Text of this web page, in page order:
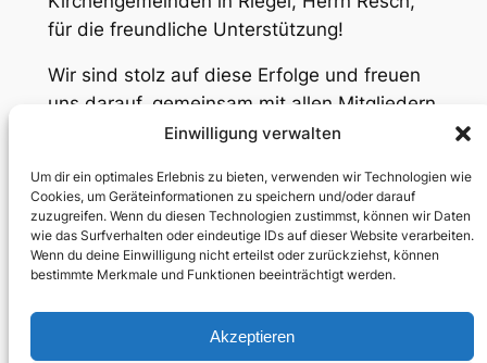
Einwilligung verwalten
Um dir ein optimales Erlebnis zu bieten, verwenden wir Technologien wie
Cookies, um Geräteinformationen zu speichern und/oder darauf
zuzugreifen. Wenn du diesen Technologien zustimmst, können wir Daten
wie das Surfverhalten oder eindeutige IDs auf dieser Website verarbeiten.
Wenn du deine Einwilligung nicht erteilst oder zurückziehst, können
bestimmte Merkmale und Funktionen beeinträchtigt werden.
Akzeptieren
für die freundliche Unterstützung!
Wir sind stolz auf diese Erfolge und freuen
uns darauf, gemeinsam mit allen Mitgliedern
und Unterstützern die Zukunft des
← Vorherige:
Informationen zur
Nächste:
Erfolgreiches erstes